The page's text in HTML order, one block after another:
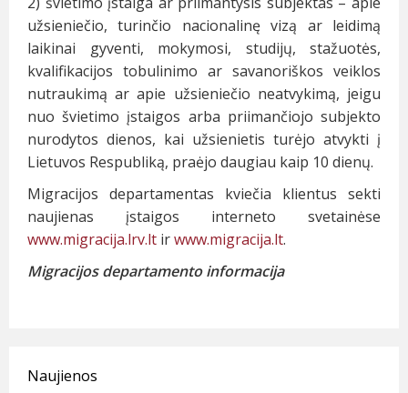
užsieniečio, turinčio nacionalinę vizą ar leidimą
laikinai gyventi, mokymosi, studijų, stažuotės,
kvalifikacijos tobulinimo ar savanoriškos veiklos
nutraukimą ar apie užsieniečio neatvykimą, jeigu
nuo švietimo įstaigos arba priimančiojo subjekto
nurodytos dienos, kai užsienietis turėjo atvykti į
Lietuvos Respubliką, praėjo daugiau kaip 10 dienų.
Migracijos departamentas kviečia klientus sekti
naujienas įstaigos interneto svetainėse
www.migracija.lrv.lt irwww.migracija.lt.
Migracijos departamento informacija
Naujienos